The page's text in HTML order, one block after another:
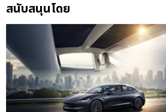
สนับสนุนโดย